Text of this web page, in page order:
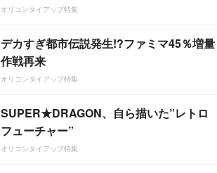
オリコンタイアップ特集
デカすぎ都市伝説発生!?ファミマ45％増量
作戦再来
オリコンタイアップ特集
SUPER★DRAGON、自ら描いた”レトロ
フューチャー”
オリコンタイアップ特集